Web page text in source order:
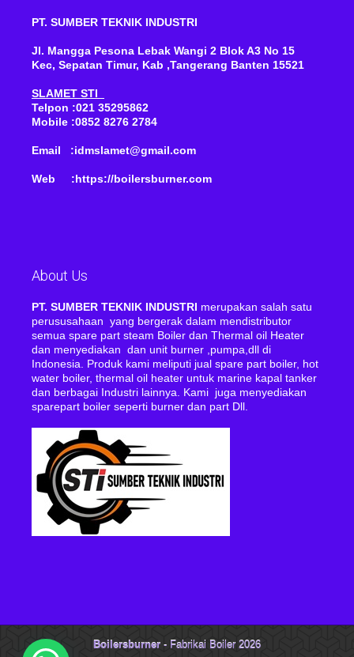
PT. SUMBER TEKNIK INDUSTRI
Jl. Mangga Pesona Lebak Wangi 2 Blok A3 No 15
Kec, Sepatan Timur, Kab ,Tangerang Banten 15521
SLAMET STI
Telpon :021 35295862
Mobile :0852 8276 2784
Email :idmslamet@gmail.com
Web :https://boilersburner.com
About Us
PT. SUMBER TEKNIK INDUSTRI merupakan salah satu
perususahaan yang bergerak dalam mendistributor
semua spare part steam Boiler dan Thermal oil Heater
dan menyediakan dan unit burner ,pumpa,dll di
Indonesia. Produk kami meliputi jual spare part boiler, hot
water boiler, thermal oil heater untuk marine kapal tanker
dan berbagai Industri lainnya. Kami juga menyediakan
sparepart boiler seperti burner dan part Dll.
Boilersburner - Fabrikai Boiler 2026